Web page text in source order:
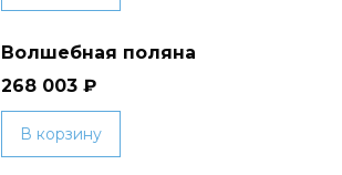
Волшебная поляна
268 003 ₽
В корзину